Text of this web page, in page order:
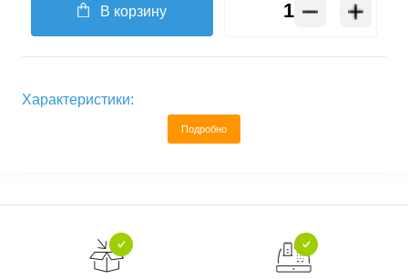
В корзину
Характеристики:
Подробно